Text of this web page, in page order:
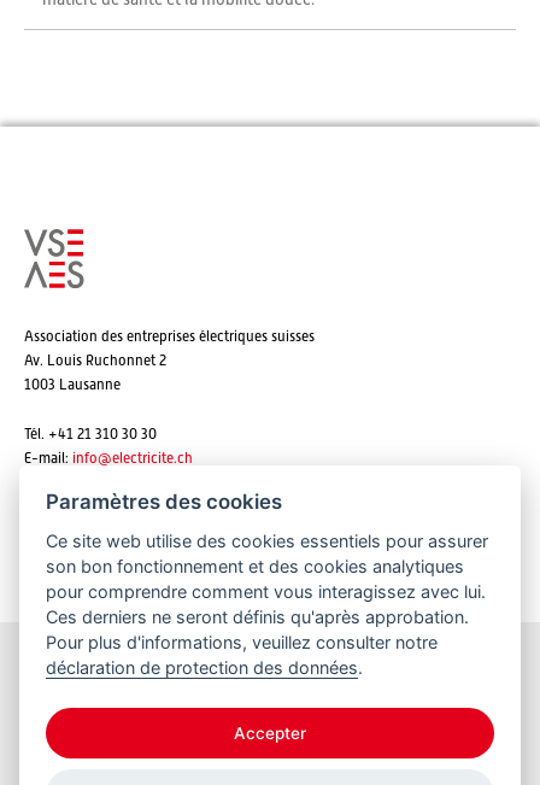
Association des entreprises électriques suisses
Av. Louis Ruchonnet 2
1003 Lausanne
Tél. +41 21 310 30 30
E-mail: info@electricite.ch
S'abonner aux newsletters
Restez informés
Paramètres des cookies
Ce site web utilise des cookies essentiels pour assurer
son bon fonctionnement et des cookies analytiques
pour comprendre comment vous interagissez avec lui.
Ces derniers ne seront définis qu'après approbation.
Pour plus d'informations, veuillez consulter notre
déclaration de protection des données.
Accepter